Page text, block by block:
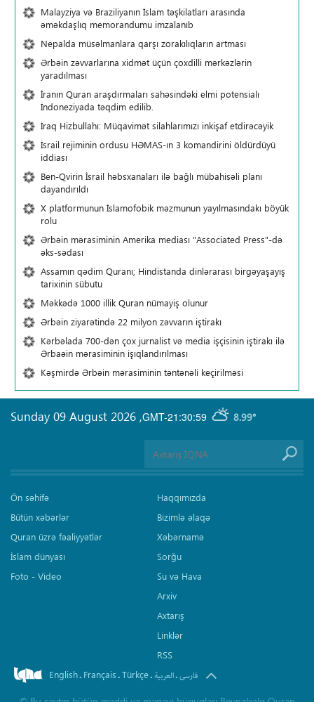
Malayziya və Braziliyanın İslam təşkilatları arasında
əməkdaşlıq memorandumu imzalanıb
Nepalda müsəlmanlara qarşı zorakılıqların artması
Ərbəin zəvvarlarına xidmət üçün çoxdilli mərkəzlərin
yaradılması
İranın Quran araşdırmaları sahəsindəki elmi potensialı
İndoneziyada təqdim edilib.
İraq Hizbullahı: Müqavimət silahlarımızı inkişaf etdirəcəyik
İsrail rejiminin ordusu HƏMAS-ın 3 komandirini öldürdüyü
iddiası
Ben-Qvirin İsrail həbsxanaları ilə bağlı mübahisəli planı
dayandırıldı
X platformunun İslamofobik məzmunun yayılmasındakı böyük
rolu
Ərbəin mərasiminin Amerika mediası "Associated Press"-də
əks-sədası
Assamın qədim Quranı; Hindistanda dinlərarası birgəyaşayış
tarixinin sübutu
Məkkədə 1000 illik Quran nümayiş olunur
Ərbəin ziyarətində 22 milyon zəvvarın iştirakı
Kərbəlada 700-dən çox jurnalist və media işçisinin iştirakı ilə
Ərbaəin mərasiminin işıqlandırılması
Kəşmirdə Ərbəin mərasiminin təntənəli keçirilməsi
GMT-21:30:59 8.99°
Sunday 09 August 2026 ,
Ön səhifə
Bütün xəbərlər
Quran üzrə fəaliyyətlər
İslam dünyası
Foto - Video
Haqqımızda
Bizimlə əlaqə
Xəbərnamə
Sorğu
Su və Hava
Arxiv
Axtarış
Linklər
RSS
English. Français.Türkçe. العربیة.فارسی